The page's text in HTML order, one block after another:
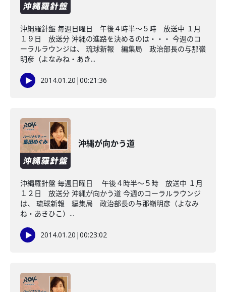
沖縄羅針盤 毎週日曜日 午後４時半～５時 放送中 １月
１９日 放送分 沖縄の進路を決めるのは・・・ 今週のコ
ーラルラウンジは、 琉球新報 編集局 政治部長の与那嶺
明彦（よなみね・あき...
2014.01.20 |00:21:36
沖縄が向かう道
沖縄羅針盤 毎週日曜日 午後４時半～５時 放送中 １月
１２日 放送分 沖縄が向かう道 今週のコーラルラウンジ
は、 琉球新報 編集局 政治部長の与那嶺明彦（よなみ
ね・あきひこ）...
2014.01.20 |00:23:02